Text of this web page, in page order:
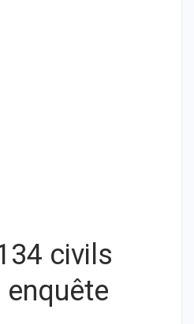
civils
enquête